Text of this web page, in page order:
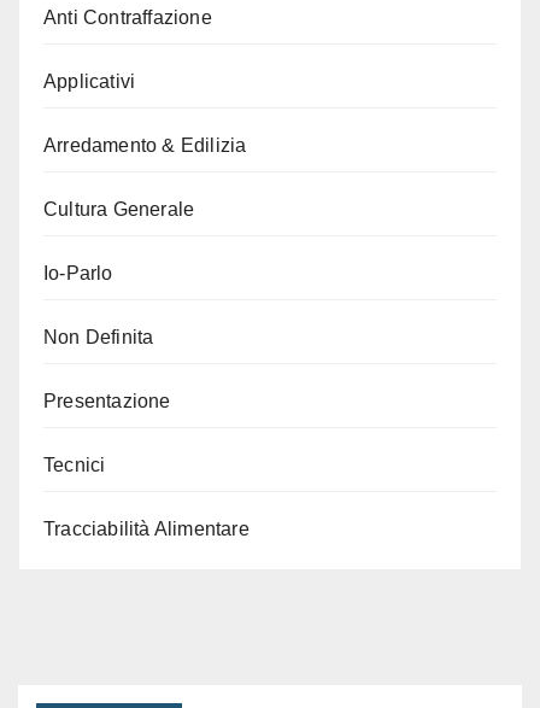
Anti Contraffazione
Applicativi
Arredamento & Edilizia
Cultura Generale
Io-Parlo
Non Definita
Presentazione
Tecnici
Tracciabilità Alimentare